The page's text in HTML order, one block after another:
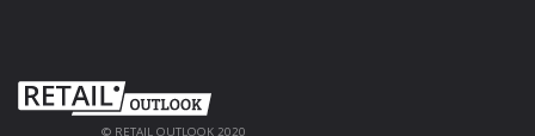
© RETAIL OUTLOOK 2020